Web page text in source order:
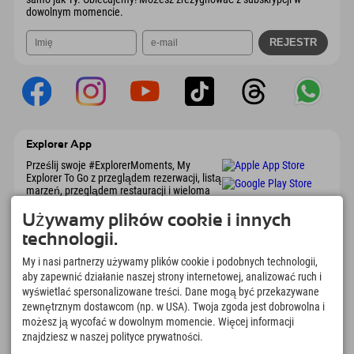
dowolnym momencie.
Explorer App
Prześlij swoje #ExplorerMoments, My
Explorer To Go z przeglądem rezerwacji, listą
marzeń, przeglądem restauracji i wieloma
Czas na chwile odkrywcy
166
Jeziora górskie i baseny
rekreacyjne
4.634km
Stoki do jazdy na nartach i
snowboardzie
8.991km
Szlaki do pieszych
wędrówek i wspinaczki
97%
Używamy plików cookie i innych
technologii.
My i nasi partnerzy używamy plików cookie i podobnych technologii,
aby zapewnić działanie naszej strony internetowej, analizować ruch i
wyświetlać spersonalizowane treści. Dane mogą być przekazywane
zewnętrznym dostawcom (np. w USA). Twoja zgoda jest dobrowolna i
możesz ją wycofać w dowolnym momencie. Więcej informacji
znajdziesz w naszej polityce prywatności.